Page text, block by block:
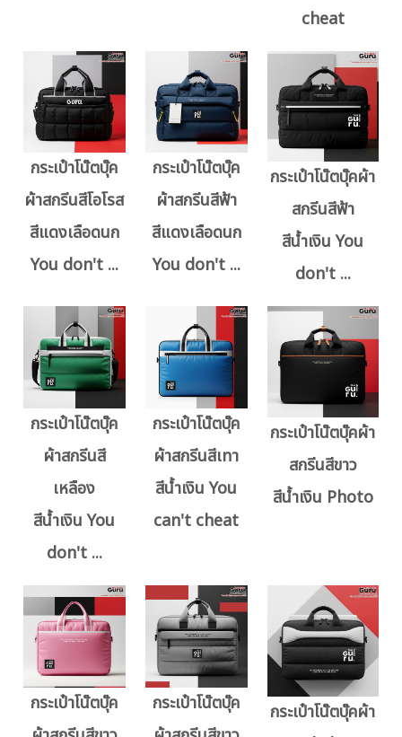
cheat
กระเป๋าโน๊ตบุ๊ค
ผ้าสกรีนสีโอโรส
สีแดงเลือดนก
You don't ...
กระเป๋าโน๊ตบุ๊ค
ผ้าสกรีนสีฟ้า
สีแดงเลือดนก
You don't ...
กระเป๋าโน๊ตบุ๊คผ้า
สกรีนสีฟ้า
สีน้ำเงิน You
don't ...
กระเป๋าโน๊ตบุ๊ค
ผ้าสกรีนสี
เหลือง
สีน้ำเงิน You
don't ...
กระเป๋าโน๊ตบุ๊ค
ผ้าสกรีนสีเทา
สีน้ำเงิน You
can't cheat
กระเป๋าโน๊ตบุ๊คผ้า
สกรีนสีขาว
สีน้ำเงิน Photo
กระเป๋าโน๊ตบุ๊ค
กระเป๋าโน๊ตบุ๊ค
กระเป๋าโน๊ตบุ๊คผ้า